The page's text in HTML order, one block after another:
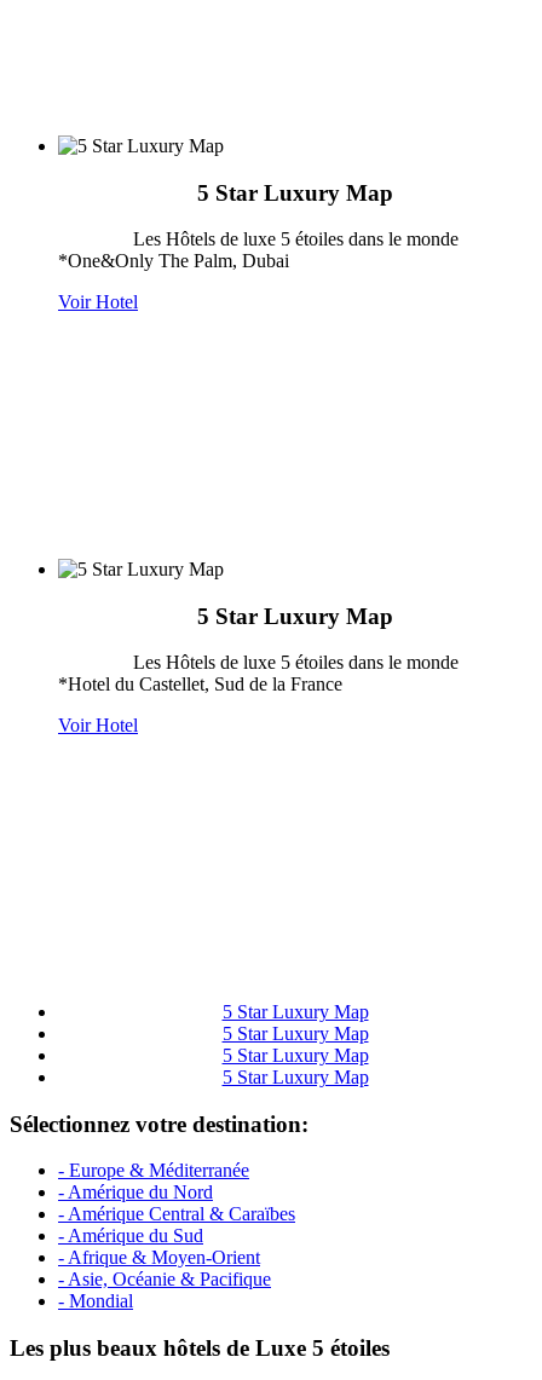
5 Star Luxury Map
Les Hôtels de luxe 5 étoiles dans le monde
*One&Only The Palm, Dubai
Voir Hotel
5 Star Luxury Map
Les Hôtels de luxe 5 étoiles dans le monde
*Hotel du Castellet, Sud de la France
Voir Hotel
5 Star Luxury Map
5 Star Luxury Map
5 Star Luxury Map
5 Star Luxury Map
Sélectionnez votre destination:
- Europe & Méditerranée
- Amérique du Nord
- Amérique Central & Caraïbes
- Amérique du Sud
- Afrique & Moyen-Orient
- Asie, Océanie & Pacifique
- Mondial
Les plus beaux hôtels de Luxe 5 étoiles